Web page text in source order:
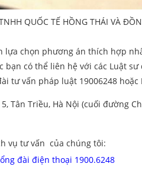
QUỐC TẾ HỒNG THÁI VÀ
lựa chọn phương án thích hợp
có thể liên hệ với các Luật sư
tư vấn pháp luật 19006248 hoặc
Tân Triều, Hà Nội (cuối đường
vụ tư vấn của chúng tôi:
đài điện thoại 1900.6248